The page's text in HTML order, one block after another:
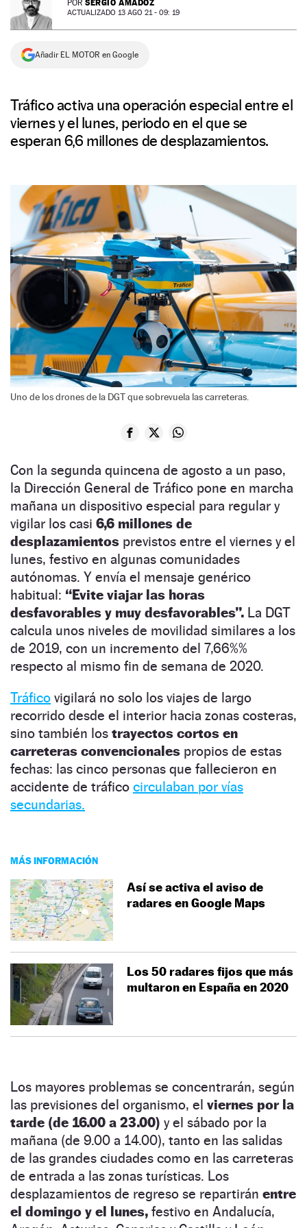
NEWSLETTER
SÍGUENOS
POR SERGIO AMADOZ
ACTUALIZADO 13 AGO 21 - 09: 19
Añadir EL MOTOR en Google
Tráfico activa una operación especial entre el
viernes y el lunes, periodo en el que se
esperan 6,6 millones de desplazamientos.
Uno de los drones de la DGT que sobrevuela las carreteras.
Con la segunda quincena de agosto a un paso,
la Dirección General de Tráfico pone en marcha
mañana un dispositivo especial para regular y
vigilar los casi 6,6 millones de
desplazamientos previstos entre el viernes y el
lunes, festivo en algunas comunidades
autónomas. Y envía el mensaje genérico
habitual: “Evite viajar las horas
desfavorables y muy desfavorables”. La DGT
calcula unos niveles de movilidad similares a los
de 2019, con un incremento del 7,66%%
respecto al mismo fin de semana de 2020.
Tráfico vigilará no solo los viajes de largo
recorrido desde el interior hacia zonas costeras,
sino también los trayectos cortos en
carreteras convencionales propios de estas
fechas: las cinco personas que fallecieron en
accidente de tráfico circulaban por vías
secundarias.
MÁS INFORMACIÓN
Así se activa el aviso de
radares en Google Maps
Los 50 radares fijos que más
multaron en España en 2020
Los mayores problemas se concentrarán, según
las previsiones del organismo, el viernes por la
tarde (de 16.00 a 23.00) y el sábado por la
mañana (de 9.00 a 14.00), tanto en las salidas
de las grandes ciudades como en las carreteras
de entrada a las zonas turísticas. Los
desplazamientos de regreso se repartirán entre
el domingo y el lunes, festivo en Andalucía,